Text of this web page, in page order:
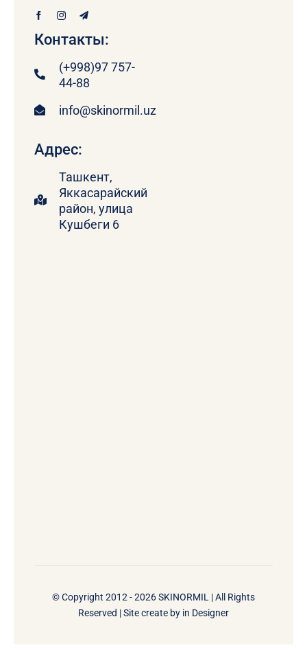
Контакты:
(+998)97 757-
44-88
info@skinormil.uz
Адрес:
Ташкент,
Яккасарайский
район, улица
Кушбеги 6
© Copyright 2012 - 2026 SKINORMIL | All Rights
Reserved | Site create by in Designer